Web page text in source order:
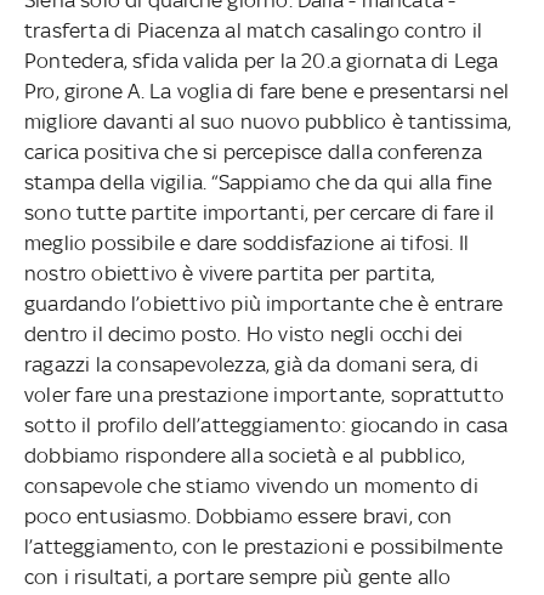
trasferta di Piacenza al match casalingo contro il
Pontedera, sfida valida per la 20.a giornata di Lega
Pro, girone A. La voglia di fare bene e presentarsi nel
migliore davanti al suo nuovo pubblico è tantissima,
carica positiva che si percepisce dalla conferenza
stampa della vigilia. “Sappiamo che da qui alla fine
sono tutte partite importanti, per cercare di fare il
meglio possibile e dare soddisfazione ai tifosi. Il
nostro obiettivo è vivere partita per partita,
guardando l’obiettivo più importante che è entrare
dentro il decimo posto. Ho visto negli occhi dei
ragazzi la consapevolezza, già da domani sera, di
voler fare una prestazione importante, soprattutto
sotto il profilo dell’atteggiamento: giocando in casa
dobbiamo rispondere alla società e al pubblico,
consapevole che stiamo vivendo un momento di
poco entusiasmo. Dobbiamo essere bravi, con
l’atteggiamento, con le prestazioni e possibilmente
con i risultati, a portare sempre più gente allo